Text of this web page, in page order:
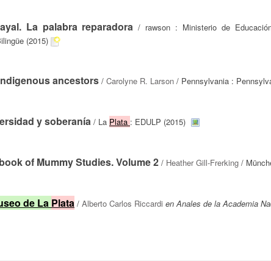
La palabra reparadora / rawson : Ministerio de
(2015)
ancestors / Carolyne R. Larson / Pennsylvania :
y soberanía / La Plata : EDULP (2015)
of Mummy Studies. Volume 2 / Heather Gill-Frerking /
de La Plata / Alberto Carlos Riccardi en Anales de la Academia